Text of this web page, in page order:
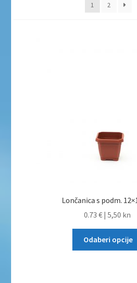
Zaštita privatnosti i uvjeti
1 2
Lončanica s podm.
0.73 € | 5,50 kn
Odaberi opcije